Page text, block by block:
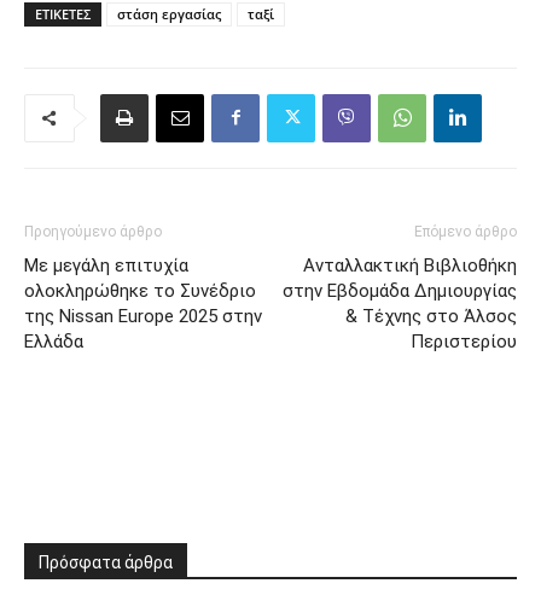
ΕΤΙΚΈΤΕΣ στάση εργασίας ταξί
Προηγούμενο άρθρο
Με μεγάλη επιτυχία
ολοκληρώθηκε το Συνέδριο
της Nissan Europe 2025 στην
Ελλάδα
Επόμενο άρθρο
Ανταλλακτική Βιβλιοθήκη
στην Εβδομάδα Δημιουργίας
& Τέχνης στο Άλσος
Περιστερίου
Πρόσφατα άρθρα